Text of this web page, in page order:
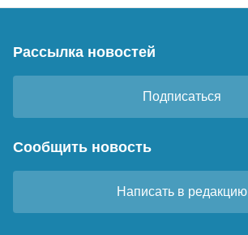
Рассылка новостей
Подписаться
Сообщить новость
Написать в редакцию